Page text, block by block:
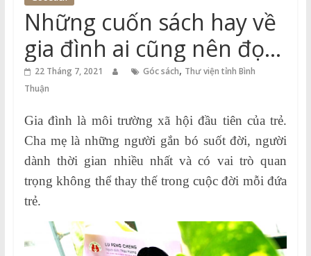
Thuận
Cổng
Vào
Tri
Thức
Những cuốn sách hay về
gia đình ai cũng nên đọc
một lần !
22 Tháng 7, 2021 Góc sách, Thư viện tỉnh Bình
Thuận
Gia đình là môi trường xã hội đầu tiên của trẻ.
Cha mẹ là những người gắn bó suốt đời, người
dành thời gian nhiều nhất và có vai trò quan
trọng không thể thay thế trong cuộc đời mỗi đứa
trẻ.